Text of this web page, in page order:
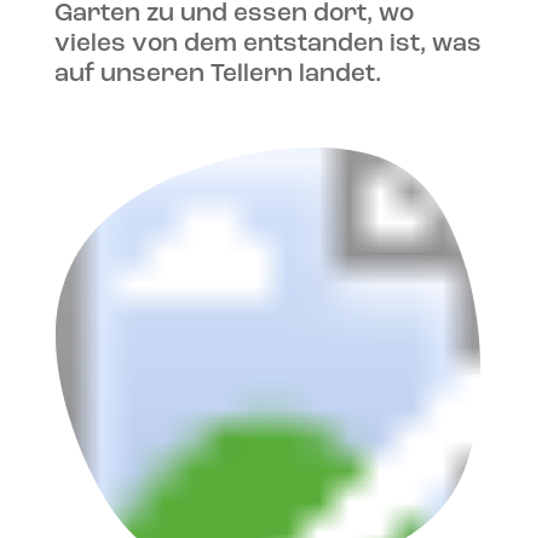
Garten zu und essen dort, wo
vieles von dem entstanden ist, was
auf unseren Tellern landet.